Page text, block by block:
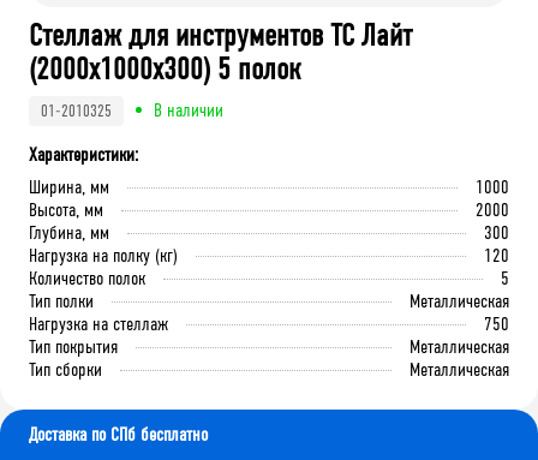
Стеллаж для инструментов ТС Лайт
(2000x1000x300) 5 полок
01-2010325
В наличии
Характеристики:
Ширина, мм
1000
Высота, мм
2000
Глубина, мм
300
Нагрузка на полку (кг)
120
Количество полок
5
Тип полки
Металлическая
Нагрузка на стеллаж
750
Тип покрытия
Металлическая
Тип сборки
Металлическая
Доставка по СПб бесплатно